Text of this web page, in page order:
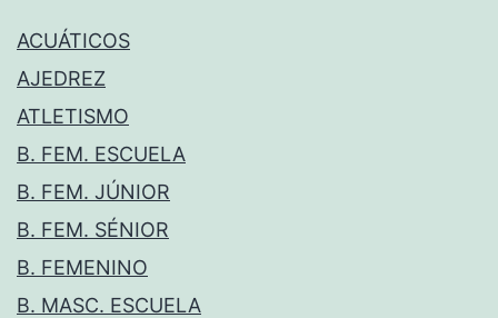
ACUÁTICOS
AJEDREZ
ATLETISMO
B. FEM. ESCUELA
B. FEM. JÚNIOR
B. FEM. SÉNIOR
B. FEMENINO
B. MASC. ESCUELA